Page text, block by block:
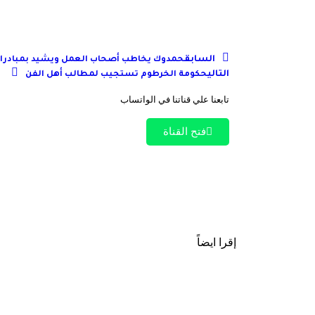
السابقحمدوك يخاطب أصحاب العمل ويشيد
التاليحكومة الخرطوم تستجيب لمطالب أهل الفن
تابعنا علي قناتنا في الواتساب
فتح القناة
إقرا ايضاً